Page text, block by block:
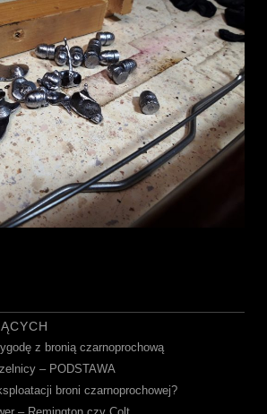
z bronią czarnoprochową
– PODSTAWA
broni czarnoprochowej?